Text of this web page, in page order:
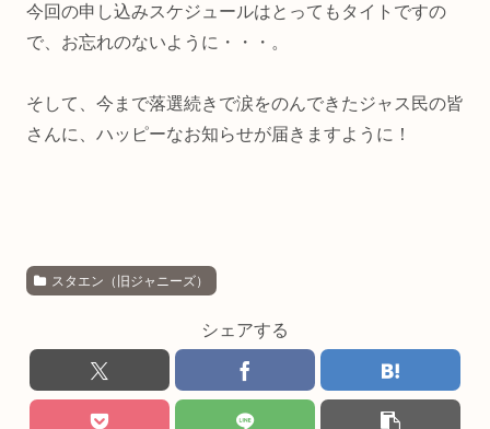
今回の申し込みスケジュールはとってもタイトですの
で、お忘れのないように・・・。
そして、今まで落選続きで涙をのんできたジャス民の皆
さんに、ハッピーなお知らせが届きますように！
スタエン（旧ジャニーズ）
シェアする